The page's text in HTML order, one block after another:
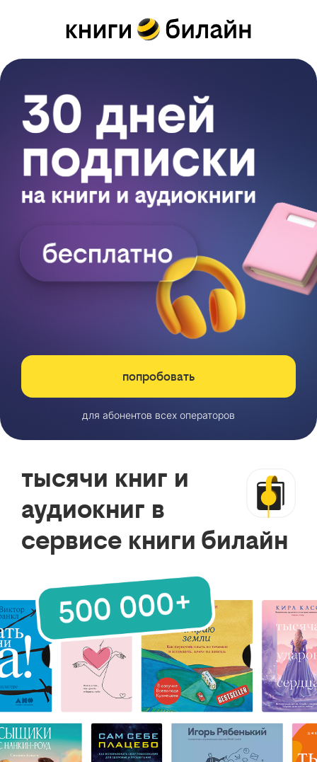
попробовать
для абонентов всех операторов
тысячи книг и
аудиокниг в
сервисе книги билайн